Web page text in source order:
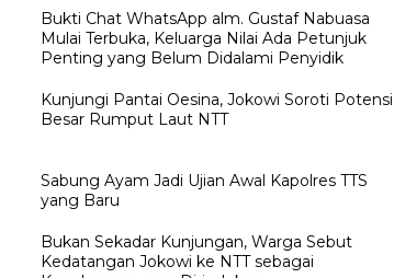
Bukti Chat WhatsApp alm. Gustaf Nabuasa
Mulai Terbuka, Keluarga Nilai Ada Petunjuk
Penting yang Belum Didalami Penyidik
Kunjungi Pantai Oesina, Jokowi Soroti Potensi
Besar Rumput Laut NTT
Sabung Ayam Jadi Ujian Awal Kapolres TTS
yang Baru
Bukan Sekadar Kunjungan, Warga Sebut
Kedatangan Jokowi ke NTT sebagai